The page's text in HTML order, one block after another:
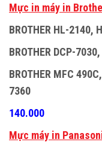
Mực in máy in
BROTHER HL-2140,
BROTHER DCP-
BROTHER MFC
7360
140.000
Mực máy in